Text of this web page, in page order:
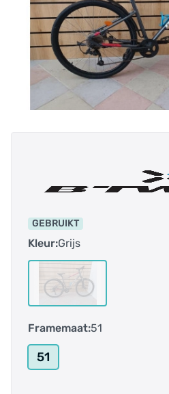
GEBRUIKT
Kleur:Grijs
Framemaat:51
51